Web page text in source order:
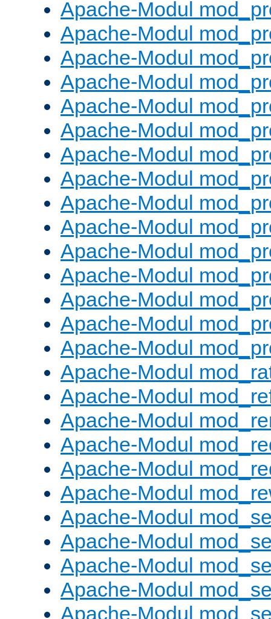
Apache-Modul
Apache-Modul
Apache-Modul
Apache-Modul
Apache-Modul
Apache-Modul
Apache-Modul
Apache-Modul
Apache-Modul
Apache-Modul
Apache-Modul
Apache-Modul
Apache-Modul
Apache-Modul
Apache-Modul
Apache-Modul
Apache-Modul
Apache-Modul
Apache-Modul
Apache-Modul
Apache-Modul
Apache-Modul
Apache-Modul
Apache-Modul
Apache-Modul
Apache-Modul